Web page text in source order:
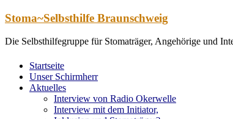
Zum
springen
Stoma~Selbsthilfe Braunschweig
Die Selbsthilfegruppe für Stomaträger, Angehörige und
Startseite
Unser Schirmherr
Aktuelles
Interview von Radio Okerwelle
Interview mit dem Initiator,